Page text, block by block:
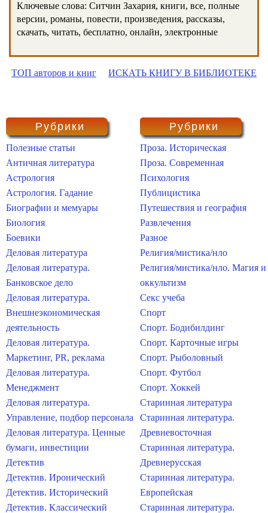
Ключевые слова: Ситчин Захария, книги, все, полные
версии, романы, повести, произведения, рассказы,
скачать, читать, бесплатно, онлайн, электронные
ТОП авторов и книг ИСКАТЬ КНИГУ В БИБЛИОТЕКЕ
Рубрики
Полезные статьи
Античная литература
Астрология
Астрология. Гадание
Биографии и мемуары
Биология
Боевики
Деловая литература
Деловая литература.
Банковское дело
Деловая литература.
Внешнеэкономическая
деятельность
Деловая литература.
Маркетинг, PR, реклама
Деловая литература.
Менеджмент
Деловая литература.
Управление, подбор персонала
Деловая литература. Ценные
бумаги, инвестиции
Детектив
Детектив. Иронический
Детектив. Исторический
Детектив. Классический
Рубрики
Проза. Историческая
Проза. Современная
Психология
Публицистика
Путешествия и география
Развлечения
Разное
Религия/мистика/нло
Религия/мистика/нло. Магия и
оккультизм
Секс учеба
Спорт
Спорт. Бодибилдинг
Спорт. Карточные игры
Спорт. Рыболовный
Спорт. Футбол
Спорт. Хоккей
Старинная литература
Старинная литература.
Древневосточная
Старинная литература.
Древнерусская
Старинная литература.
Европейская
Старинная литература.